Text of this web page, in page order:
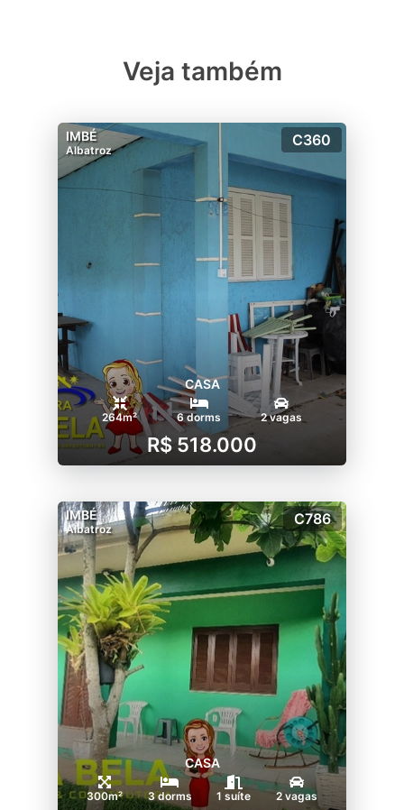
Veja também
IMBÉ
Albatroz
C360
CASA
264m² 6 dorms 2 vagas
R$ 518.000
IMBÉ
Albatroz
C786
CASA
300m² 3 dorms 1 suíte 2 vagas